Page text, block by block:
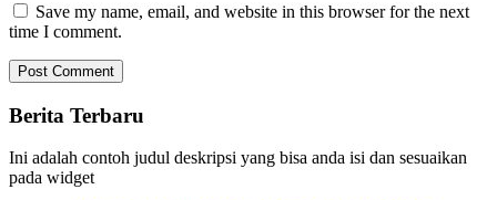
Save my name, email, and website in this browser for the next
time I comment.
Berita Terbaru
Ini adalah contoh judul deskripsi yang bisa anda isi dan sesuaikan
pada widget